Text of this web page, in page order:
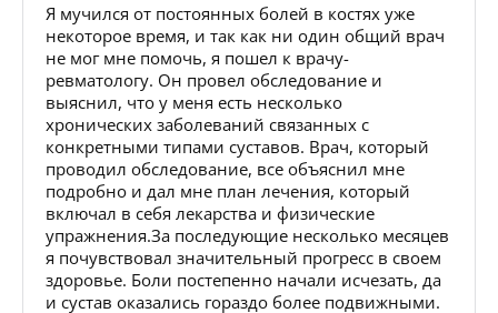
Я мучился от постоянных болей в костях уже
некоторое время, и так как ни один общий врач
не мог мне помочь, я пошел к врачу-
ревматологу. Он провел обследование и
выяснил, что у меня есть несколько
хронических заболеваний связанных с
конкретными типами суставов. Врач, который
проводил обследование, все объяснил мне
подробно и дал мне план лечения, который
включал в себя лекарства и физические
упражнения.За последующие несколько месяцев
я почувствовал значительный прогресс в своем
здоровье. Боли постепенно начали исчезать, да
и сустав оказались гораздо более подвижными.